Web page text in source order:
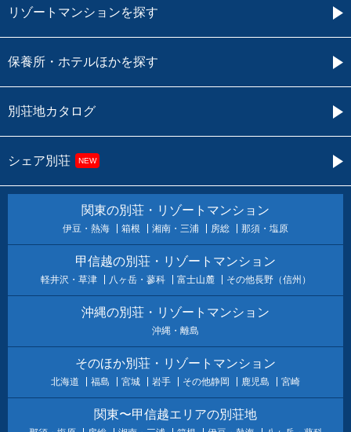
リゾートマンションを探す
保養所・ホテルほかを探す
別荘地カタログ
シェア別荘 NEW
関東の別荘・リゾートマンション
伊豆・熱海 箱根 湘南・三浦 房総 那須・塩原
甲信越の別荘・リゾートマンション
軽井沢・草津 八ヶ岳・蓼科 富士山麓 その他長野（信州）
沖縄の別荘・リゾートマンション
沖縄・離島
そのほか別荘・リゾートマンション
北海道 福島 宮城 岩手 その他静岡 鹿児島 宮崎
関東〜甲信越エリアの別荘地